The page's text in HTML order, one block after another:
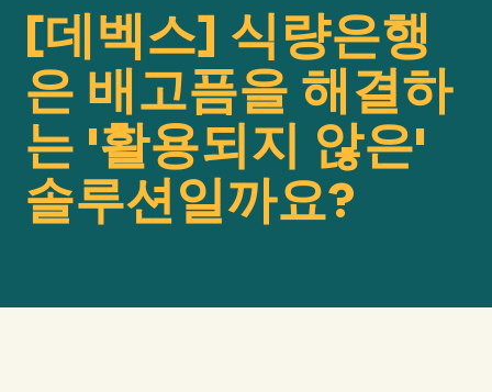
우리의
접근하다
우리의
영향
GFN
[데벡스] 식량은행
은 배고픔을 해결하
는 '활용되지 않은'
솔루션일까요?